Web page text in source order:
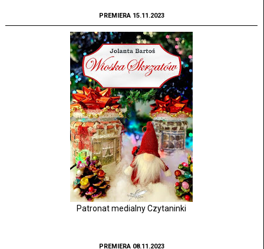
PREMIERA 15.11.2023
Patronat medialny Czytaninki
PREMIERA 08.11.2023